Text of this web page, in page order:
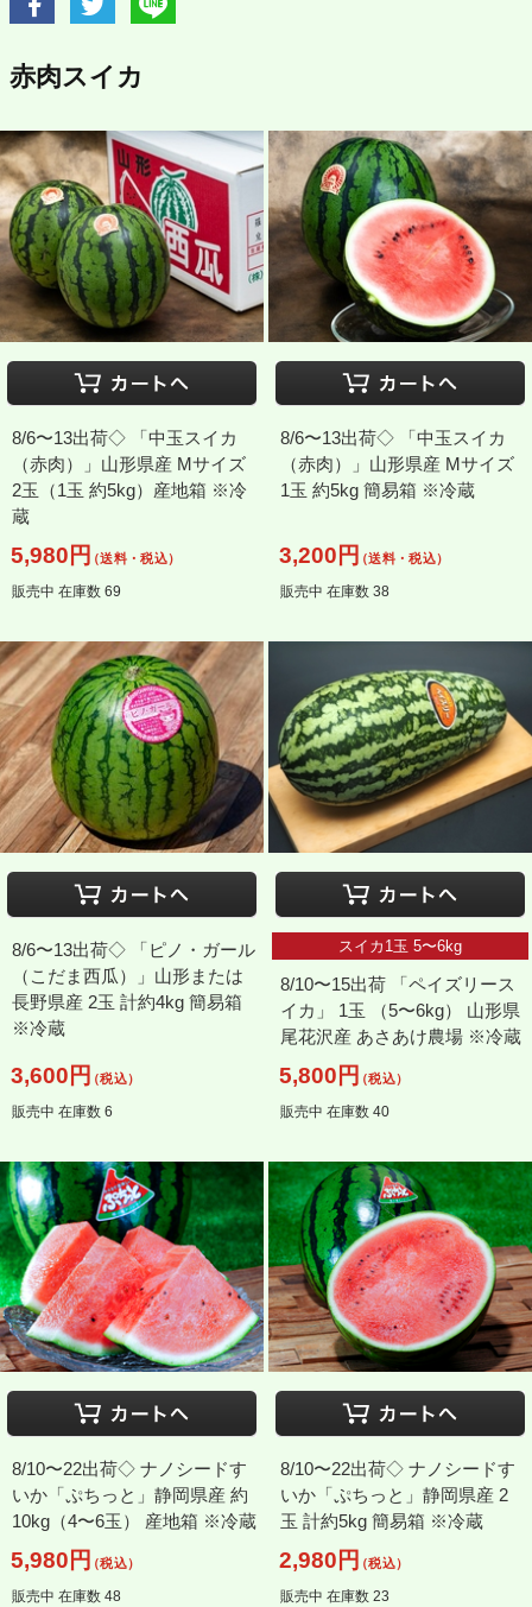
赤肉スイカ
8/6〜13出荷◇ 「中玉スイカ
（赤肉）」山形県産 Mサイズ
2玉（1玉 約5kg）産地箱 ※冷
蔵
5,980円（送料・税込）
販売中 在庫数 69
8/6〜13出荷◇ 「中玉スイカ
（赤肉）」山形県産 Mサイズ
1玉 約5kg 簡易箱 ※冷蔵
3,200円（送料・税込）
販売中 在庫数 38
8/6〜13出荷◇ 「ピノ・ガール
（こだま西瓜）」山形または
長野県産 2玉 計約4kg 簡易箱
※冷蔵
3,600円（税込）
販売中 在庫数 6
スイカ1玉 5〜6kg
8/10〜15出荷 「ペイズリース
イカ」 1玉 （5〜6kg） 山形県
尾花沢産 あさあけ農場 ※冷蔵
5,800円（税込）
販売中 在庫数 40
8/10〜22出荷◇ ナノシードす
いか「ぷちっと」静岡県産 約
10kg（4〜6玉） 産地箱 ※冷蔵
5,980円（税込）
販売中 在庫数 48
8/10〜22出荷◇ ナノシードす
いか「ぷちっと」静岡県産 2
玉 計約5kg 簡易箱 ※冷蔵
2,980円（税込）
販売中 在庫数 23